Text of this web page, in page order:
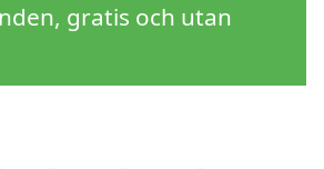
gratis och utan